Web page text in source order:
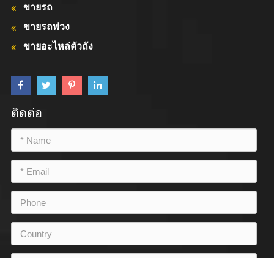
ขายรถ
ขายรถพ่วง
ขายอะไหล่ตัวถัง
ติดต่อ